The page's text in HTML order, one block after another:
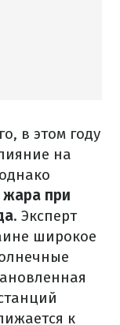
в этом году
на
жара при
. Эксперт
широкое
к